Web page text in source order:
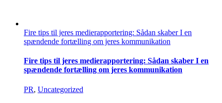
Fire tips til jeres medierapportering: Sådan skaber I en
spændende fortælling om jeres kommunikation
Fire tips til jeres medierapportering: Sådan skaber I en
spændende fortælling om jeres kommunikation
PR, Uncategorized